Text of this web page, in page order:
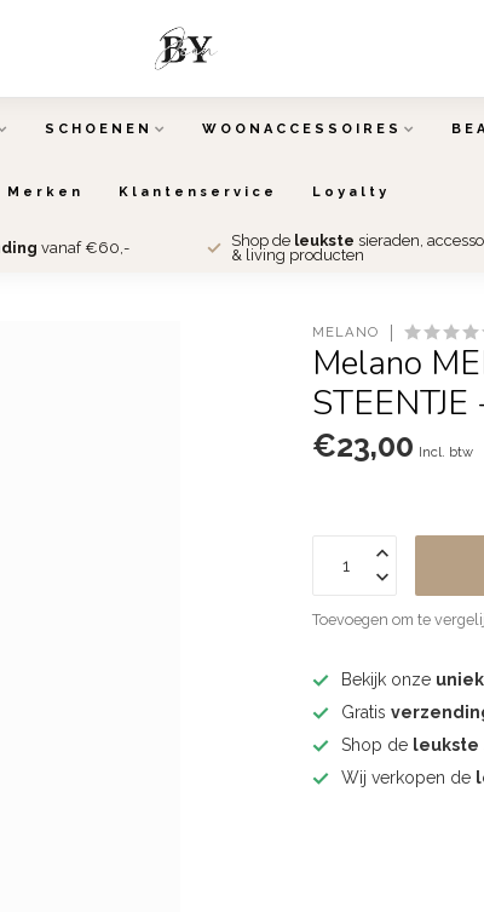
SCHOENEN WOONACCESSOIRES
Merken Klantenservice Loyalty
vanaf €60,- Shop de leukste sieraden,
& living producten
MELANO
Melano
€23,00 Incl. btw
Toevoegen om te
Bekijk onze
Gratis
Shop de leukste
Wij verkopen de